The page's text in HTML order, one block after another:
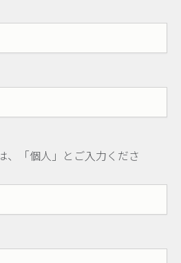
、「個人」とご入力くださ